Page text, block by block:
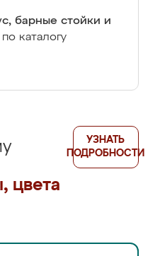
барные стойки и
по каталогу
цвета
УЗНАТЬ
ПОДРОБНОСТИ